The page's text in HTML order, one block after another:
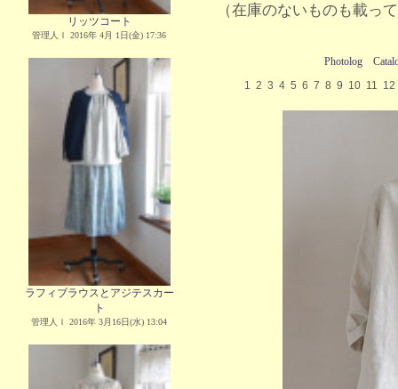
リッツコート
管理人Ｉ 2016年 4月 1日(金) 17:36
ラフィブラウスとアジテスカー
ト
管理人Ｉ 2016年 3月16日(水) 13:04
（在庫のないものも載っ
Photolog
1 2 3 4 5 6 7 8 9 10 11 12